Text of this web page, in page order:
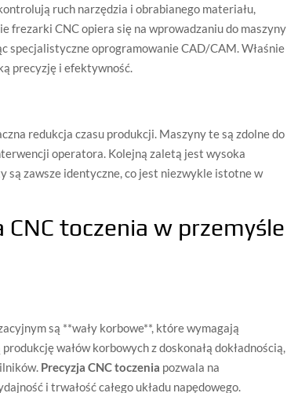
ruch narzędzia i obrabianego materiału,
frezarki CNC opiera się na wprowadzaniu do maszyny
specjalistyczne oprogramowanie CAD/CAM. Właśnie
precyzję i efektywność.
redukcja czasu produkcji. Maszyny te są zdolne do
operatora. Kolejną zaletą jest wysoka
są zawsze identyczne, co jest niezwykle istotne w
toczenia w przemyśle
są **wały korbowe**, które wymagają
wałów korbowych z doskonałą dokładnością,
Precyzja CNC toczenia pozwala na
i trwałość całego układu napędowego.